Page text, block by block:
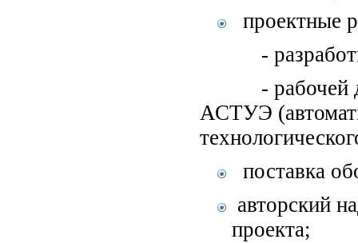
проектные
- разработка
- рабочей
АСТУЭ
поставка
авторский
проекта;